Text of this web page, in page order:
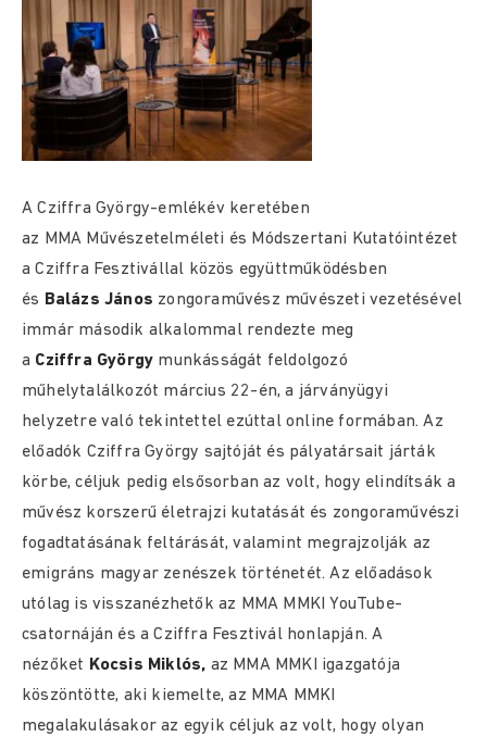
A Cziffra György-emlékév keretében
az MMA Művészetelméleti és Módszertani Kutatóintézet
a Cziffra Fesztivállal közös együttműködésben
és Balázs János zongoraművész művészeti vezetésével
immár második alkalommal rendezte meg
a Cziffra György munkásságát feldolgozó
műhelytalálkozót március 22-én, a járványügyi
helyzetre való tekintettel ezúttal online formában. Az
előadók Cziffra György sajtóját és pályatársait járták
körbe, céljuk pedig elsősorban az volt, hogy elindítsák a
művész korszerű életrajzi kutatását és zongoraművészi
fogadtatásának feltárását, valamint megrajzolják az
emigráns magyar zenészek történetét. Az előadások
utólag is visszanézhetők az MMA MMKI YouTube-
csatornáján és a Cziffra Fesztivál honlapján. A
nézőket Kocsis Miklós, az MMA MMKI igazgatója
köszöntötte, aki kiemelte, az MMA MMKI
megalakulásakor az egyik céljuk az volt, hogy olyan